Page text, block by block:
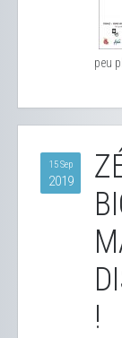
peu
15 Sep
2019
!